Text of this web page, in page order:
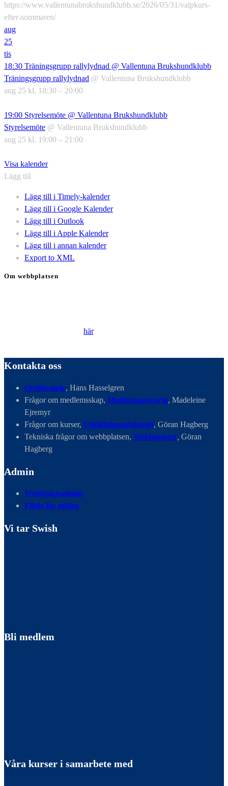
https://www.vallentunabrukshundklubb.se/2026/05/31/valpkurs-
efter-sommaren/
aug
25
tis
18:30 Träningsgrupp rallylydnad @ Vallentuna Brukshundklubb
Träningsgrupp rallylydnad @ Vallentuna Brukshundklubb
aug 25 kl. 18:30 – 20:00
19:00 Styrelsemöte @ Vallentuna Brukshundklubb
Styrelsemöte @ Vallentuna Brukshundklubb
aug 25 kl. 19:00 – 21:00
Visa kalender
Lägg till
Lägg till i Timely-kalender
Lägg till i Google Kalender
Lägg till i Outlook
Lägg till i Apple Kalender
Lägg till i annan kalender
Export to XML
Om webbplatsen
här.
Kontakta oss
Ordförande, Hans Hasselgren
Frågor om medlemsskap, Medlemsansvarig, Madeleine
Ejremyr
Frågor om kurser, Utbildningsutskottet, Göran Hagberg
Tekniska frågor om webbplatsen, Webbmaster Göran
Hagberg
Admin
Webbplatsadmin
Flöde för inlägg
Vi tar Swish
Bli medlem
Våra kurser i samarbete med